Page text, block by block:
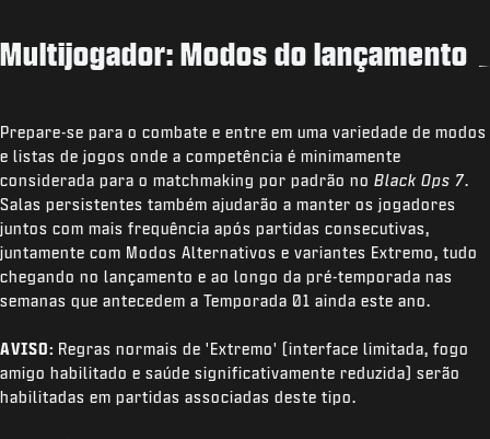
Multijogador: Modos do lançamento
Prepare-se para o combate e entre em uma variedade de modos
e listas de jogos onde a competência é minimamente
considerada para o matchmaking por padrão no Black Ops 7.
Salas persistentes também ajudarão a manter os jogadores
juntos com mais frequência após partidas consecutivas,
juntamente com Modos Alternativos e variantes Extremo, tudo
chegando no lançamento e ao longo da pré-temporada nas
semanas que antecedem a Temporada 01 ainda este ano.
AVISO: Regras normais de 'Extremo' (interface limitada, fogo
amigo habilitado e saúde significativamente reduzida) serão
habilitadas em partidas associadas deste tipo.